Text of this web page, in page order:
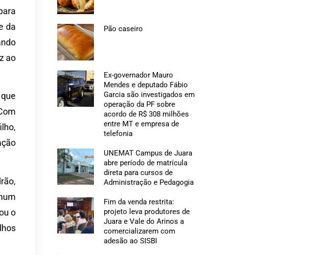
da
ao
o
Pão caseiro
Ex-governador Mauro
Mendes e deputado Fábio
Garcia são investigados em
operação da PF sobre
acordo de R$ 308 milhões
entre MT e empresa de
telefonia
UNEMAT Campus de Juara
abre período de matrícula
direta para cursos de
Administração e Pedagogia
Fim da venda restrita:
projeto leva produtores de
Juara e Vale do Arinos a
comercializarem com
adesão ao SISBI